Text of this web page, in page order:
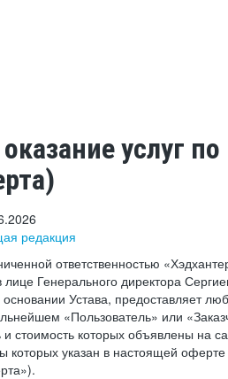
услуг
редакция
ответственностью
Генерального директора
Устава, предоставляет
«Пользователь» или
и стоимость которых объявлены на
которых указан в настоящей